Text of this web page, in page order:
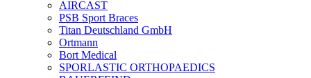
AIRCAST
PSB Sport Braces
Titan Deutschland GmbH
Ortmann
Bort Medical
SPORLASTIC ORTHOPAEDICS